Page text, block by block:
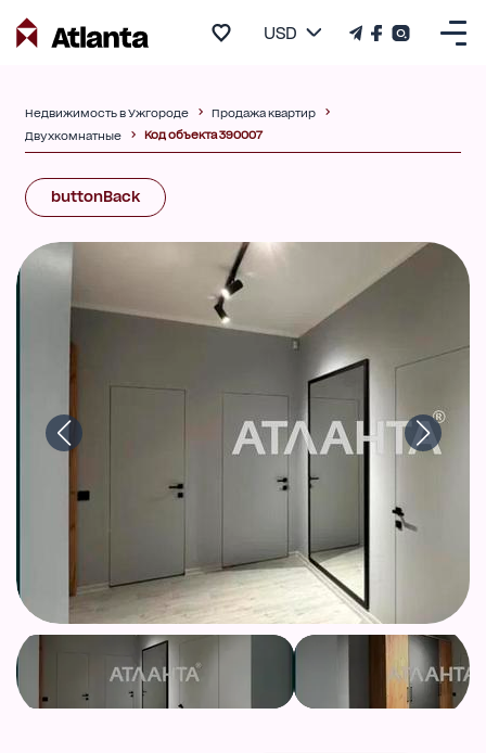
USD
Недвижимость в Ужгороде
Продажа квартир
Двухкомнатные
Код объекта 390007
buttonBack